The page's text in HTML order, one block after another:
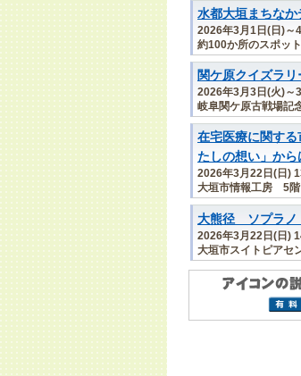
水都大垣まちな
2026年3月1日(日)～
約100か所のスポット
関ケ原クイズラ
2026年3月3日(火)～
岐阜関ケ原古戦場記
在宅医療に関す
たしの想い」か
2026年3月22日(日)
大垣市情報工房 5
大熊径 ソプラノ
2026年3月22日(日)
大垣市スイトピア